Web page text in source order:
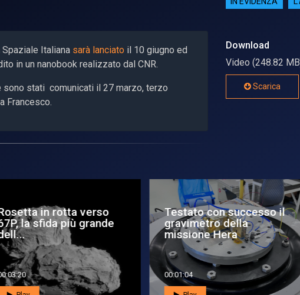
Spaziale Italiana sarà lanciato il 10 giugno ed
in un nanobook realizzato dal CNR.
stati comunicati il 27 marzo, terzo
Francesco.
Download
Video (248.82
Scarica
Testato con successo il
gravimetro della
missione Hera
00:01:04
Tutti i record
missione
Dawn
00:01:53